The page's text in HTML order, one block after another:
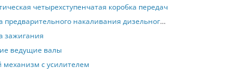
четырехступенчатая коробка передач
накаливания дизельного двигателя
зажигания
ведущие валы
механизм с усилителем